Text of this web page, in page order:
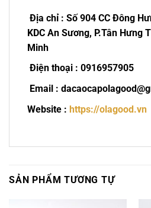
Địa chỉ : Số 904 CC Đông
KDC An Sương, P.Tân Hưng
Minh
Điện thoại : 0916957905
Email :
Website : https://olagood.vn
SẢN PHẨM TƯƠNG TỰ